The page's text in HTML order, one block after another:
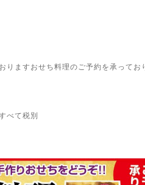
りますおせち料理のご予約を承ってお
て税別